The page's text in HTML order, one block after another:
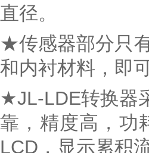
直径。
★传感器部分只
和内衬材料，即
★JL-LDE转换器
靠，精度高，功
LCD，显示累积